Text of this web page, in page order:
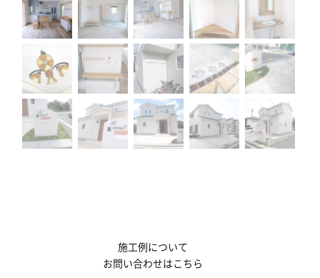
施工例について
お問い合わせはこちら